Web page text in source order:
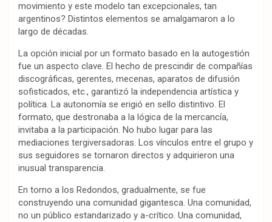
movimiento y este modelo tan excepcionales, tan
argentinos? Distintos elementos se amalgamaron a lo
largo de décadas.
La opción inicial por un formato basado en la autogestión
fue un aspecto clave. El hecho de prescindir de compañías
discográficas, gerentes, mecenas, aparatos de difusión
sofisticados, etc., garantizó la independencia artística y
política. La autonomía se erigió en sello distintivo. El
formato, que destronaba a la lógica de la mercancía,
invitaba a la participación. No hubo lugar para las
mediaciones tergiversadoras. Los vínculos entre el grupo y
sus seguidores se tornaron directos y adquirieron una
inusual transparencia.
En torno a los Redondos, gradualmente, se fue
construyendo una comunidad gigantesca. Una comunidad,
no un público estandarizado y a-crítico. Una comunidad,